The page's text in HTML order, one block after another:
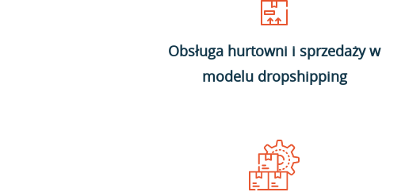
Obsługa hurtowni i sprzedaży w
modelu dropshipping